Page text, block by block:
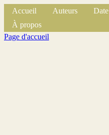
Accueil Auteurs Date
À propos
Page d'accueil